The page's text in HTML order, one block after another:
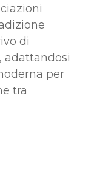
di
, adattandosi
per
tra